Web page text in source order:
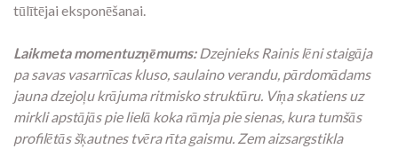
tūlītējai eksponēšanai.
Laikmeta momentuzņēmums: Dzejnieks Rainis lēni staigāja
pa savas vasarnīcas kluso, saulaino verandu, pārdomādams
jauna dzejoļu krājuma ritmisko struktūru. Viņa skatiens uz
mirkli apstājās pie lielā koka rāmja pie sienas, kura tumšās
profilētās šķautnes tvēra rīta gaismu. Zem aizsargstikla